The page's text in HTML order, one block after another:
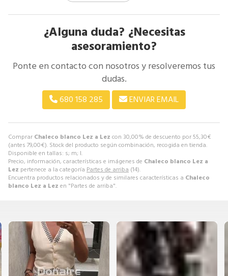
Comprar Chaleco blanco Lez a Lez con 30,00% de descuento por55,30€
(antes 79,00€). Stock del producto según combinación, recogida en tienda.
Disponible en tallas: s; m; l.
Precio, información, características e imágenes de Chaleco blanco Lez a
Lez pertenece a la categoría Partes de arriba (14).
Encuentra productos relacionados y de similares características a Chaleco
blanco Lez a Lez en "Partes de arriba".
¿Alguna duda? ¿Necesitas
asesoramiento?
Ponte en contacto con nosotros y resolveremos tus
dudas.
680 158 285 ENVIAR EMAIL